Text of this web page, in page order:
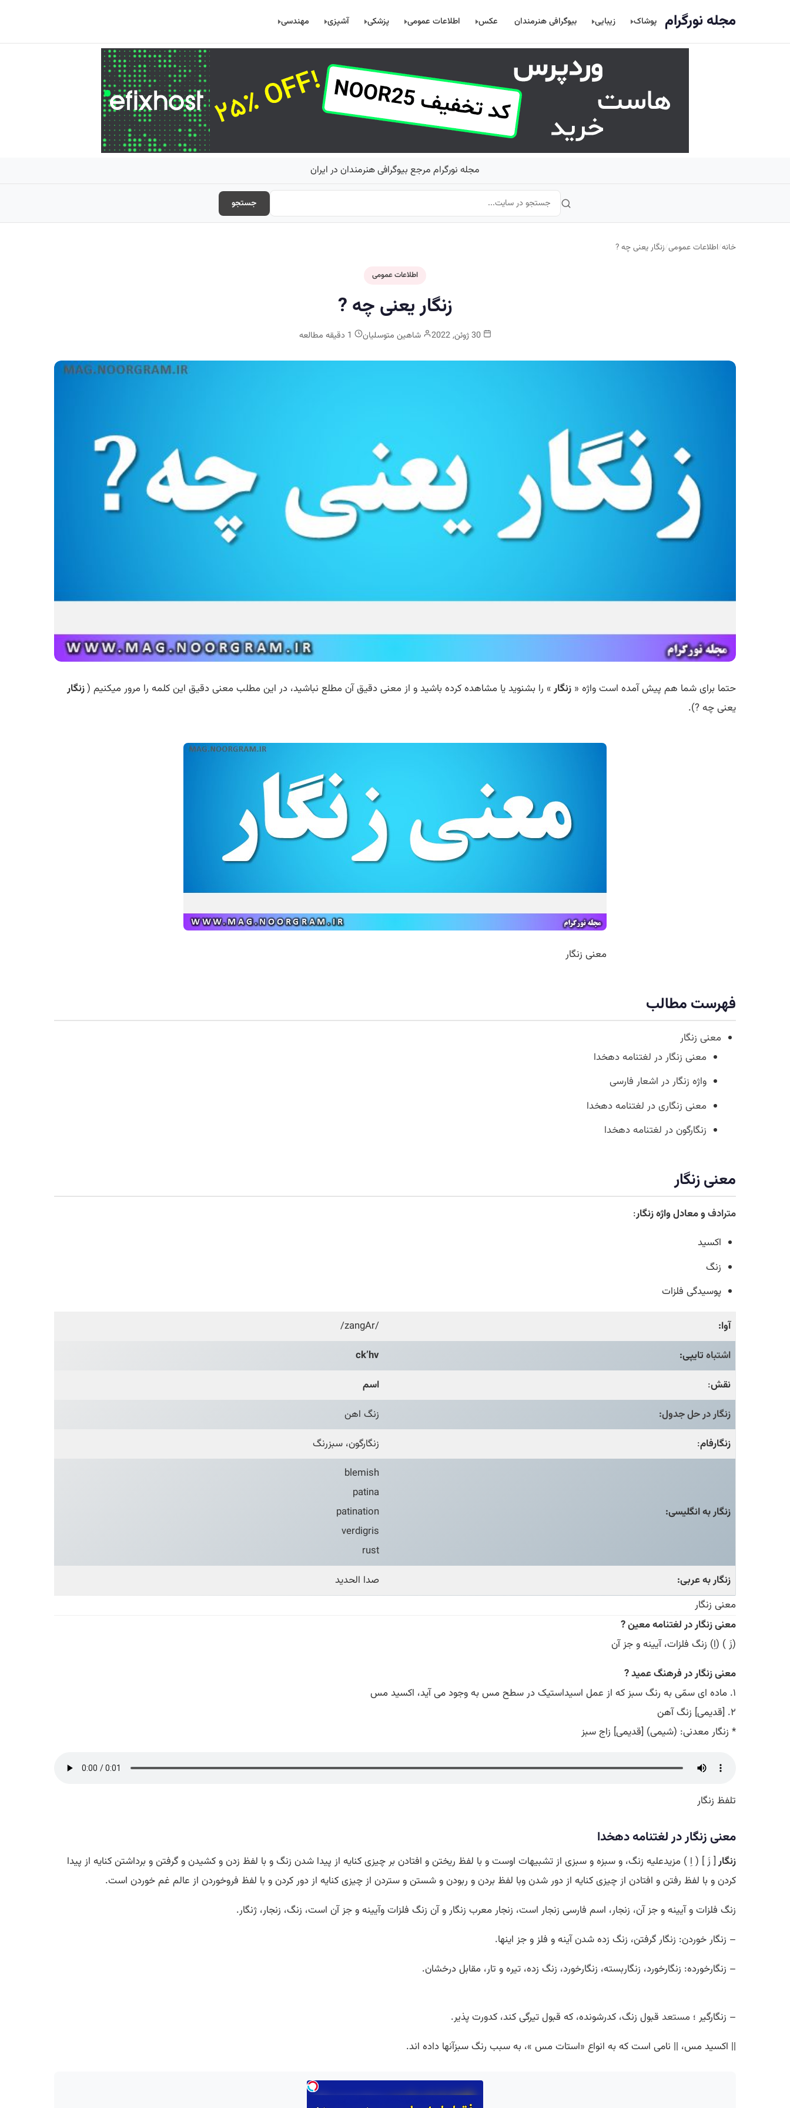
مجله نورگرام پوشاک زیبایی بیوگرافی هنرمندان عکس اطلاعات عمومی پزشکی آشپزی مهندسی
مجله نورگرام مرجع بیوگرافی هنرمندان در ایران
جستجو
خانه/اطلاعات عمومی/زنگار یعنی چه ?
اطلاعات عمومی
زنگار یعنی چه ?
30 ژوئن, 2022 شاهین متوسلیان
حتما برای شما هم پیش آمده است واژه « زنگار» را بشنوید یا مشاهده کرده باشید و از معنی دقیق آن مطلع نباشید، در این مطلب معنی دقیق این کلمه را مرور میکنیم (زنگار
یعنی چه ?).
معنی زنگار
فهرست مطالب
معنی زنگار
معنی زنگار در لغتنامه دهخدا
واژه زنگار در اشعار فارسی
معنی زنگاری در لغتنامه دهخدا
زنگارگون در لغتنامه دهخدا
معنی زنگار
مترادفو معادل واژه زنگار:
اکسید
زنگ
پوسیدگی فلزات
آوا:
/zangAr/
اشتباهتایپی:
ck’hv
نقش:
اسم
زنگار در حل جدول:
زنگ اهن
زنگارفام: زنگارگون، سبزرنگ
زنگار به انگلیسی:
blemish
patina
patination
verdigris
rust
زنگار به عربی:
صدا الحدید
معنی زنگار
معنی زنگار در لغتنامه معین ?
(زَ ) (اِ) زنگ فلزات، آیینه و جز آن
معنی زنگار در فرهنگ عمید ?
۱. ماده ای سمّی به رنگ سبز که از عمل اسیداستیک در سطح مس به وجود می آید، اکسید مس
۲. [قدیمی] زنگ آهن
* زنگار معدنی: (شیمی) [قدیمی] زاج سبز
تلفظ زنگار
معنی زنگار در لغتنامه دهخدا
زنگار[ زَ ] ( اِ ) مزیدعلیه زنگ، و سبزه و سبزی از تشبیهات اوست و با لفظ ریختن و افتادن بر چیزی کنایه از پیدا شدن زنگ و با لفظ زدن و کشیدن و گرفتن و برداشتن کنایه از پیدا
کردن و با لفظ رفتن و افتادن از چیزی کنایه از دور شدن وبا لفظ بردن و ربودن و شستن و ستردن از چیزی کنایه از دور کردن و با لفظ فروخوردن از عالم غم خوردن است.
زنگ فلزات و آیینه و جز آن، زنجار، اسم فارسی زنجار است، زنجار معرب زنگار و آن زنگ فلزات وآیینه و جز آن است، زنگ، زنجار، ژنگار.
– زنگار خوردن: زنگار گرفتن، زنگ زده شدن آینه و فلز و جز اینها.
– زنگارخورده: زنگارخورد، زنگاربسته، زنگارخورد، زنگ زده، تیره و تار، مقابل درخشان.
– زنگارگیر ؛ مستعد قبول زنگ، کدرشونده، که قبول تیرگی کند، کدورت پذیر.
|| اکسید مس، || نامی است که به انواع «استات مس »، به سبب رنگ سبزآنها داده اند.